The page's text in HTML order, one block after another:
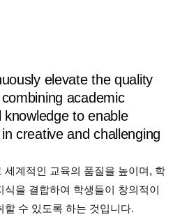
elevate the quality
academic
to enable
creative and challenging
세계적인 교육의 품질을 높이며, 학
을 결합하여 학생들이 창의적이
할 수 있도록 하는 것입니다.